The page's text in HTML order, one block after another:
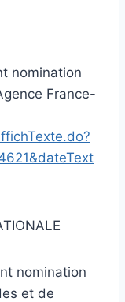
nomination
France-
nomination
et de